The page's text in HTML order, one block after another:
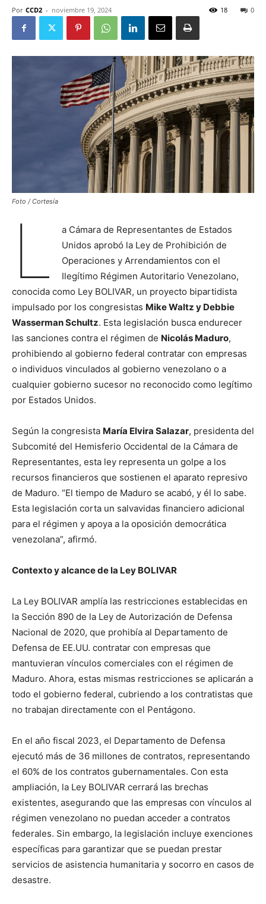
Por CCD2 - noviembre 19, 2024 0
18
Foto / Cortesía
L
a Cámara de Representantes de Estados
Unidos aprobó la Ley de Prohibición de
Operaciones y Arrendamientos con el
Ilegítimo Régimen Autoritario Venezolano,
conocida como Ley BOLIVAR, un proyecto bipartidista
impulsado por los congresistas Mike Waltz y Debbie
Wasserman Schultz. Esta legislación busca endurecer
las sanciones contra el régimen de Nicolás Maduro,
prohibiendo al gobierno federal contratar con empresas
o individuos vinculados al gobierno venezolano o a
cualquier gobierno sucesor no reconocido como legítimo
por Estados Unidos.
Según la congresista María Elvira Salazar, presidenta del
Subcomité del Hemisferio Occidental de la Cámara de
Representantes, esta ley representa un golpe a los
recursos financieros que sostienen el aparato represivo
de Maduro. “El tiempo de Maduro se acabó, y él lo sabe.
Esta legislación corta un salvavidas financiero adicional
para el régimen y apoya a la oposición democrática
venezolana”, afirmó.
Contexto y alcance de la Ley BOLIVAR
La Ley BOLIVAR amplía las restricciones establecidas en
la Sección 890 de la Ley de Autorización de Defensa
Nacional de 2020, que prohibía al Departamento de
Defensa de EE.UU. contratar con empresas que
mantuvieran vínculos comerciales con el régimen de
Maduro. Ahora, estas mismas restricciones se aplicarán a
todo el gobierno federal, cubriendo a los contratistas que
no trabajan directamente con el Pentágono.
En el año fiscal 2023, el Departamento de Defensa
ejecutó más de 36 millones de contratos, representando
el 60% de los contratos gubernamentales. Con esta
ampliación, la Ley BOLIVAR cerrará las brechas
existentes, asegurando que las empresas con vínculos al
régimen venezolano no puedan acceder a contratos
federales. Sin embargo, la legislación incluye exenciones
específicas para garantizar que se puedan prestar
servicios de asistencia humanitaria y socorro en casos de
desastre.